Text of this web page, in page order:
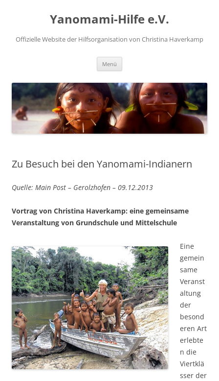
Yanomami-Hilfe e.V.
Offizielle Website der Hilfsorganisation von Christina Haverkamp
Menü
Zu Besuch bei den Yanomami-Indianern
Quelle: Main Post – Gerolzhofen – 09.12.2013
Vortrag von Christina Haverkamp: eine gemeinsame
Veranstaltung von Grundschule und Mittelschule
Eine
gemein
same
Veranst
altung
der
besond
eren Art
erlebte
n die
Viertklä
sser der